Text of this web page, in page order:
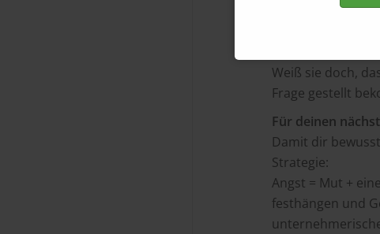
dein Business.
Zwischentöne,
Weiß sie doch,
Frage gestellt
Für deinen
Damit dir
Strategie:
Angst = Mut +
festhängen und